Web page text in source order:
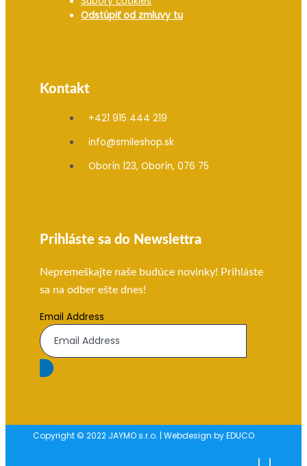
Odstúpiť od zmluvy tu
Kontakt
+421 915 444 219
info@smileshop.sk
Oborín 123, Oborín, 076 75
Prihláste sa do Newslettra
Nepremeškajte naše budúce novinky! Prihláste
sa na odber ešte dnes!
Email Address
Copyright © 2022 JAYMO s.r.o. | Webdesign by EDUCO